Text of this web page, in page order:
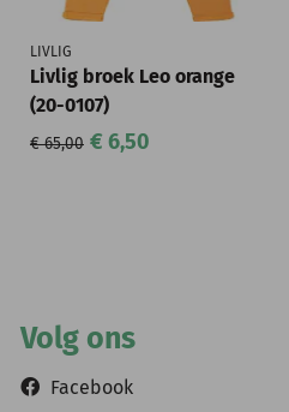
LIVLIG
Livlig broek Leo orange
(20-0107)
€ 65,00 € 6,50
Volg ons
Facebook